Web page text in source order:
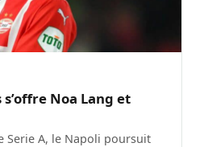
Noa Lang et
Serie A, le Napoli poursuit